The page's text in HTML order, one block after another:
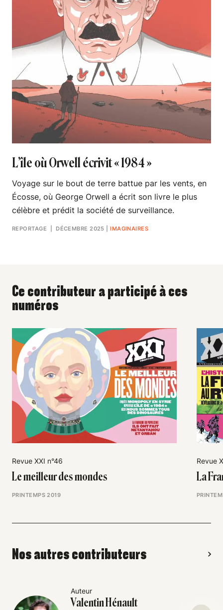
L’île où Orwell écrivit « 1984 »
Voyage sur le bout de terre battue par les vents, en
Écosse, où George Orwell a écrit son livre le plus
célèbre et prédit la société de surveillance.
REPORTAGE | DÉCEMBRE 2025 |IMAGINAIRES
Ce contributeur a participé à ces
numéros
Revue XXI n°46
Le meilleur des mondes
PRINTEMPS 2019
Revue
La
Nos autres contributeurs
Auteur
Valentin Hénault